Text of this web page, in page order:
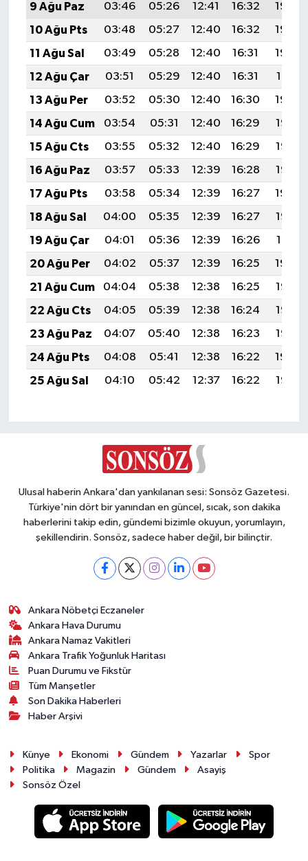
9 Ağu Paz
03:46 05:26 12:41 16:32
19:45
10 Ağu Pts
03:48 05:27 12:40 16:32
19:44
11 Ağu Sal
03:49 05:28 12:40 16:31
19:42
12 Ağu Çar
03:51 05:29 12:40 16:31
19:41
13 Ağu Per
03:52 05:30 12:40 16:30
19:40
14 Ağu Cum
03:54 05:31 12:40 16:29
19:38
15 Ağu Cts
03:55 05:32 12:40 16:29
19:37
16 Ağu Paz
03:57 05:33 12:39 16:28
19:35
17 Ağu Pts
03:58 05:34 12:39 16:27
19:34
18 Ağu Sal
04:00 05:35 12:39 16:27
19:33
19 Ağu Çar
04:01 05:36 12:39 16:26
19:31
20 Ağu Per
04:02 05:37 12:39 16:25
19:30
21 Ağu Cum
04:04 05:38 12:38 16:25
19:28
22 Ağu Cts
04:05 05:39 12:38 16:24
19:27
23 Ağu Paz
04:07 05:40 12:38 16:23
19:25
24 Ağu Pts
04:08 05:41 12:38 16:22
19:24
25 Ağu Sal
04:10 05:42 12:37 16:22 19:22
Ulusal haberin Ankara'dan yankılanan sesi: Sonsöz Gazetesi.
Türkiye'nin dört bir yanından en güncel, sıcak, son dakika
haberlerini takip edin, gündemi bizimle okuyun, yorumlayın,
şekillendirin. Sonsöz, sadece haber değil, bir bilinçtir.
Ankara Nöbetçi Eczaneler
Ankara Hava Durumu
Ankara Namaz Vakitleri
Ankara Trafik Yoğunluk Haritası
Puan Durumu ve Fikstür
Tüm Manşetler
Son Dakika Haberleri
Haber Arşivi
Künye Ekonomi Gündem Yazarlar
Spor
Politika
Magazin Gündem
Asayiş
Sonsöz Özel